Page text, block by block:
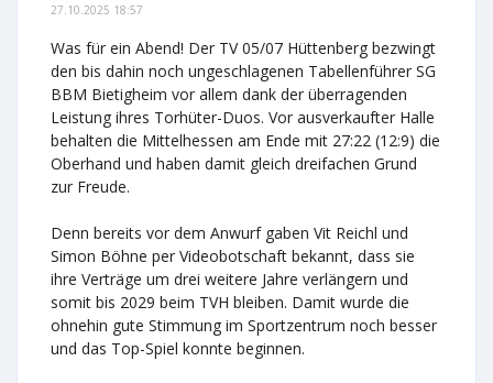
27.10.2025 18:57
Was für ein Abend! Der TV 05/07 Hüttenberg bezwingt
den bis dahin noch ungeschlagenen Tabellenführer SG
BBM Bietigheim vor allem dank der überragenden
Leistung ihres Torhüter-Duos. Vor ausverkaufter Halle
behalten die Mittelhessen am Ende mit 27:22 (12:9) die
Oberhand und haben damit gleich dreifachen Grund
zur Freude.
Denn bereits vor dem Anwurf gaben Vit Reichl und
Simon Böhne per Videobotschaft bekannt, dass sie
ihre Verträge um drei weitere Jahre verlängern und
somit bis 2029 beim TVH bleiben. Damit wurde die
ohnehin gute Stimmung im Sportzentrum noch besser
und das Top-Spiel konnte beginnen.